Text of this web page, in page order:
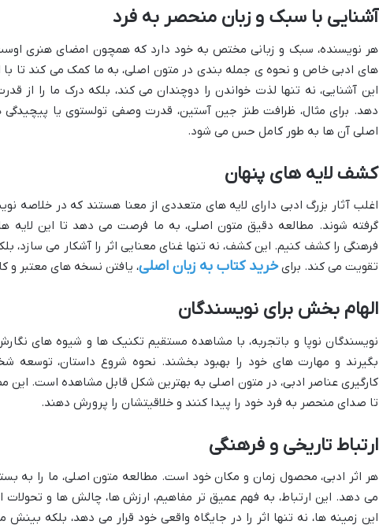
آشنایی با سبک و زبان منحصر به فرد
هر نویسنده، سبک و زبانی مختص به خود دارد که همچون امضای هنری
های ادبی خاص و نحوه ی جمله بندی در متون اصلی، به ما کمک می کند تا با
این آشنایی، نه تنها لذت خواندن را دوچندان می کند، بلکه درک ما را از
دهد. برای مثال، ظرافت طنز جین آستین، قدرت وصفی تولستوی یا پیچیدگی
اصلی آن ها به طور کامل حس می شود.
کشف لایه های پنهان
اغلب آثار بزرگ ادبی دارای لایه های متعددی از معنا هستند که در خلاصه
گرفته شوند. مطالعه دقیق متون اصلی، به ما فرصت می دهد تا این لایه
فرهنگی را کشف کنیم. این کشف، نه تنها غنای معنایی اثر را آشکار می سازد،
تقویت می کند. برایخرید کتاب به زبان اصلی، یافتن نسخه های معتبر و
الهام بخش برای نویسندگان
نویسندگان نوپا و باتجربه، با مشاهده مستقیم تکنیک ها و شیوه های نگارش
بگیرند و مهارت های خود را بهبود بخشند. نحوه شروع داستان، توسعه
کارگیری عناصر ادبی، در متون اصلی به بهترین شکل قابل مشاهده است. این
تا صدای منحصر به فرد خود را پیدا کنند و خلاقیتشان را پرورش دهند.
ارتباط تاریخی و فرهنگی
هر اثر ادبی، محصول زمان و مکان خود است. مطالعه متون اصلی، ما را به
می دهد. این ارتباط، به فهم عمیق تر مفاهیم، ارزش ها، چالش ها و
این زمینه ها، نه تنها اثر را در جایگاه واقعی خود قرار می دهد، بلکه